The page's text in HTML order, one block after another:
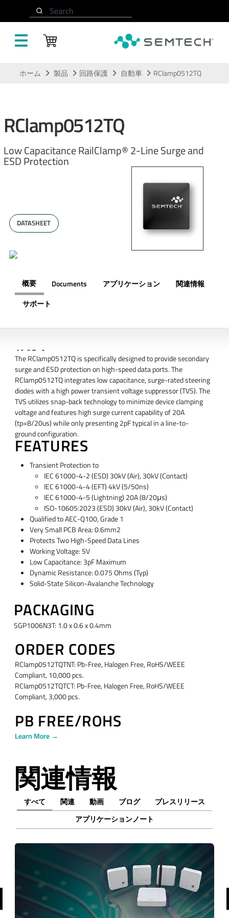
Search
ホーム 製品 回路保護 自動車 RClamp0512TQ
RClamp0512TQ
Low Capacitance RailClamp® 2-Line Surge and
ESD Protection
DATASHEET
概要 Documents アプリケーション
関連情報
サポート
The RClamp0512TQ is specifically designed to provide secondary
surge and ESD protection on high-speed data ports. The
RClamp0512TQ integrates low capacitance, surge-rated steering
diodes with a high power transient voltage suppressor (TVS). The
TVS utilizes snap-back technology to minimize device clamping
voltage and features high surge current capability of 20A
(tp=8/20us) while only presenting 2pF typical in a line-to-
ground configuration.
FEATURES
Transient Protection to
IEC 61000-4-2 (ESD) 30kV (Air), 30kV (Contact)
IEC 61000-4-4 (EFT) 4kV (5/50ns)
IEC 61000-4-5 (Lightning) 20A (8/20μs)
ISO-10605:2023 (ESD) 30kV (Air), 30kV (Contact)
Qualified to AEC-Q100, Grade 1
Very Small PCB Area: 0.6mm2
Protects Two High-Speed Data Lines
Working Voltage: 5V
Low Capacitance: 3pF Maximum
Dynamic Resistance: 0.075 Ohms (Typ)
Solid-State Silicon-Avalanche Technology
PACKAGING
SGP1006N3T: 1.0 x 0.6 x 0.4mm
ORDER CODES
RClamp0512TQTNT: Pb-Free, Halogen Free, RoHS/WEEE
Compliant, 10,000 pcs.
RClamp0512TQTCT: Pb-Free, Halogen Free, RoHS/WEEE
Compliant, 3,000 pcs.
PB FREE/ROHS
Learn More →
関連情報
すべて 関連 動画 ブログ
プレスリリース
アプリケーションノート